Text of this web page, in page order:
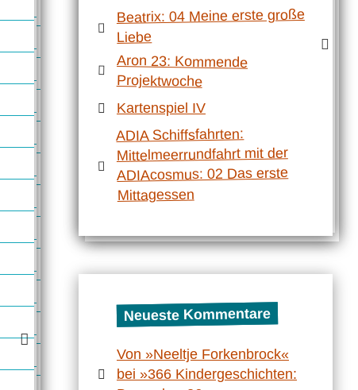
Beatrix: 04 Meine erste große
Liebe
Aron 23: Kommende
Projektwoche
Kartenspiel IV
ADIA Schiffsfahrten:
Mittelmeerrundfahrt mit der
ADIAcosmus: 02 Das erste
Mittagessen
Neueste Kommentare
Von »Neeltje Forkenbrock«
bei »366 Kindergeschichten: